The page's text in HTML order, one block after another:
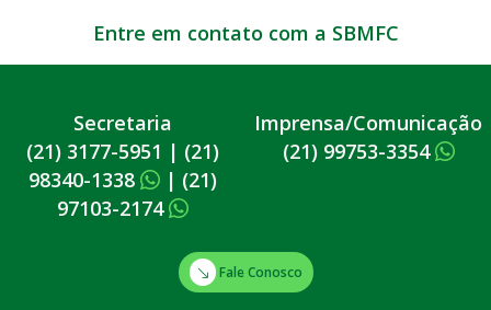
Entre em contato com a SBMFC
Secretaria
(21) 3177-5951 | (21)
98340-1338
| (21)
97103-2174
Imprensa/Comunicação
(21) 99753-3354
Fale Conosco